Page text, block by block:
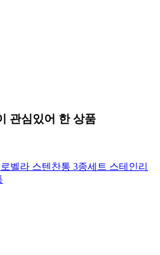
관심있어 한 상품
벨라 스텐찬통 3종세트 스테인리